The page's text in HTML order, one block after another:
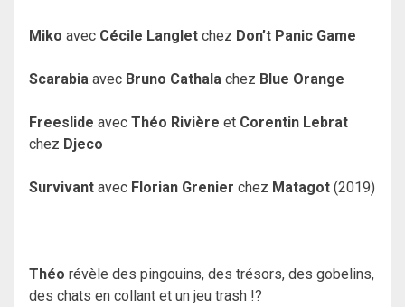
Miko avec Cécile Langlet chez Don’t Panic Game
Scarabia avec Bruno Cathala chez Blue Orange
Freeslide avec Théo Rivière et Corentin Lebrat
chez Djeco
Survivant avec Florian Grenier chez Matagot (2019)
Théo révèle des pingouins, des trésors, des gobelins,
des chats en collant et un jeu trash !?